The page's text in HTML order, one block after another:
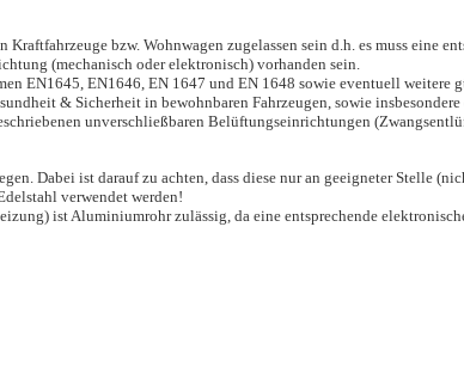
bzw. Wohnwagen zugelassen sein d.h. es muss eine
(mechanisch oder elektronisch) vorhanden sein.
EN1645, EN1646, EN 1647 und EN 1648 sowie eventuell weitere
& Sicherheit in bewohnbaren Fahrzeugen, sowie
unverschließbaren Belüftungseinrichtungen
Dabei ist darauf zu achten, dass diese nur an geeigneter Stelle
verwendet werden!
ist Aluminiumrohr zulässig, da eine entsprechende